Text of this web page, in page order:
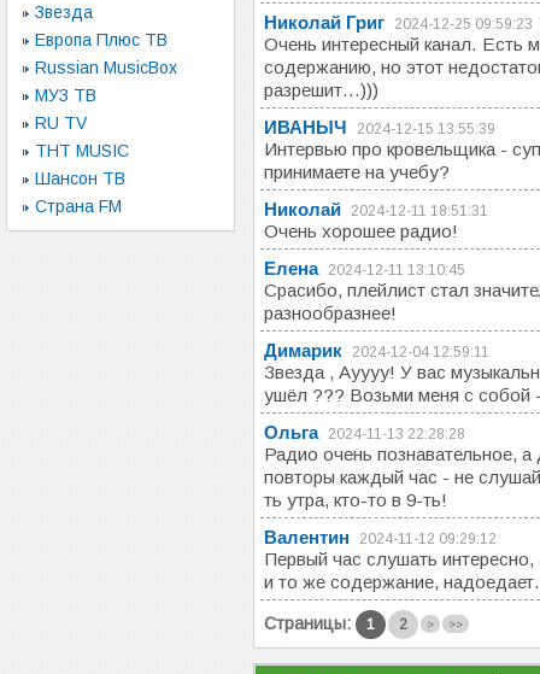
Звезда
Европа Плюс ТВ
Russian MusicBox
МУЗ ТВ
RU TV
ТНТ MUSIC
Шансон ТВ
Страна FM
Николай Григ
2024-12-25 09:59:23
Очень интересный канал. Есть
содержанию, но этот
разрешит...)))
ИВАНЫЧ
2024-12-15 13:55:39
Интервью про кровельщика -
принимаете на учебу?
Николай
2024-12-11 18:51:31
Очень хорошее радио!
Елена
2024-12-11 13:10:45
Срасибо, плейлист стал
разнообразнее!
Димарик
2024-12-04 12:59:11
Звезда , Ауууу! У вас
ушёл ??? Возьми меня с собой
Ольга
2024-11-13 22:28:28
Радио очень познавательное,
повторы каждый час - не
ть утра, кто-то в 9-ть!
Валентин
2024-11-12 09:29:12
Первый час слушать
и то же содержание,
Страницы: 1 2 > >>